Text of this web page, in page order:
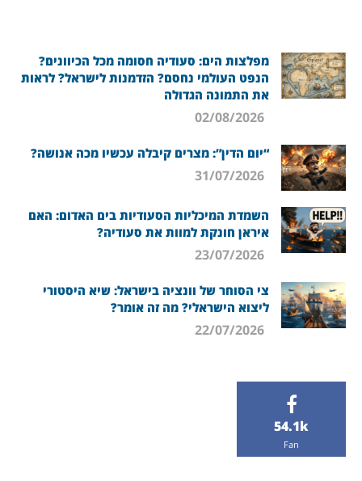
מפלצות הים: סעודיה חסומה מכל הכיוונים?
הנפט העולמי נחסם? הזדמנות לישראל? לראות
את התמונה הגדולה
“יום הדין”: מצרים קיבלה עכשיו מכה אנושה?
השמדת המיכליות הסעודיות בים האדום: האם
איראן חונקת למוות את סעודיה?
צי הסוחר של וונציה בישראל: שיא היסטורי
ליצוא הישראלי? מה זה אומר?
54.1k
Fan